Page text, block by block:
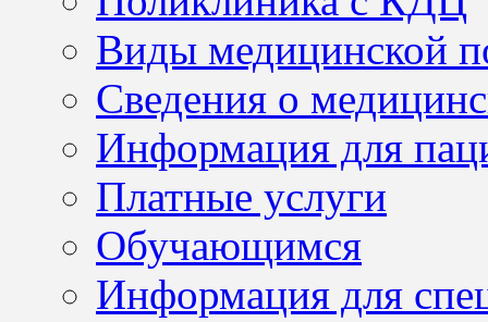
Виды медицинской
Сведения о
Информация для
Платные услуги
Обучающимся
Информация для